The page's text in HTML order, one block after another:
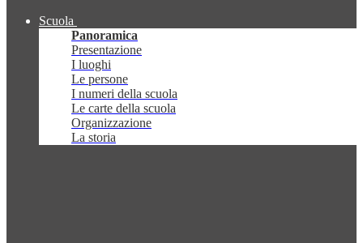
Scuola
Panoramica
Presentazione
I luoghi
Le persone
I numeri della scuola
Le carte della scuola
Organizzazione
La storia